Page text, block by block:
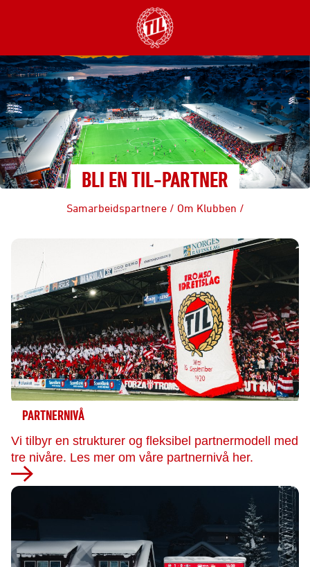
BLI EN TIL-PARTNER
Samarbeidspartnere / Om Klubben /
PARTNERNIVÅ
Vi tilbyr en strukturer og fleksibel partnermodell med
tre nivåre. Les mer om våre partnernivå her.